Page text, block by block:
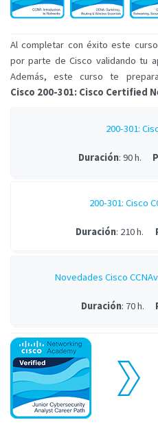
Al completar con éxito este
por parte de Cisco validando tu
Además, este curso te
Cisco 200-301: Cisco Certified
200-301:
Duración: 90 h.
200-301: Cisco
Duración: 210 h.
Novedades Cisco
Duración: 70 h.